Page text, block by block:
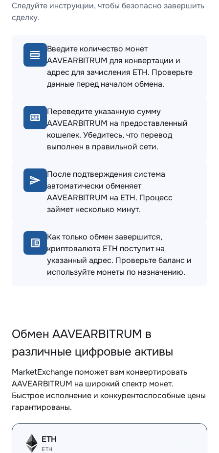
Следуйте инструкции, чтобы безопасно завершить
сделку.
Введите количество монет
AAVEARBITRUM для конвертации и
адрес для зачисления ETH. Проверьте
данные перед началом обмена.
Переведите указанную сумму
AAVEARBITRUM на предоставленный
кошелек. Убедитесь, что перевод
выполнен в правильной сети.
После подтверждения система
автоматически обменяет
AAVEARBITRUM на ETH. Процесс
займет несколько минут.
Как только обмен завершится,
криптовалюта ETH поступит на
указанный адрес. Проверьте баланс и
используйте монеты по назначению.
Обмен AAVEARBITRUM в
различные цифровые активы
MarketExchange поможет вам конвертировать
AAVEARBITRUM на широкий спектр монет.
Быстрое исполнение и конкурентоспособные цены
гарантированы.
ETH
ETH